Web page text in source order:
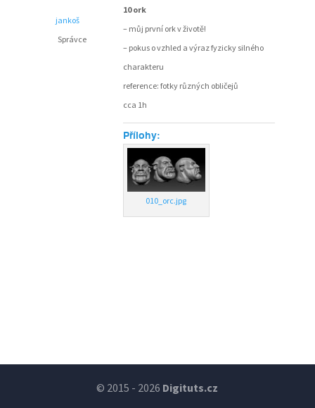
jankoš
Správce
10 ork
– můj první ork v životě!
– pokus o vzhled a výraz fyzicky silného
charakteru
reference: fotky různých obličejů
cca 1h
Přílohy:
010_orc.jpg
© 2015 - 2026 Digituts.cz